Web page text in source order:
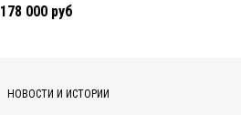
178 000 руб
НОВОСТИ И ИСТОРИИ